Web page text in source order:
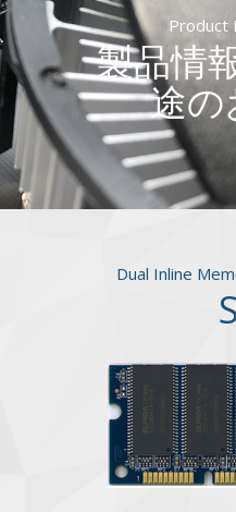
Product
製品情
途の
Dual Inline